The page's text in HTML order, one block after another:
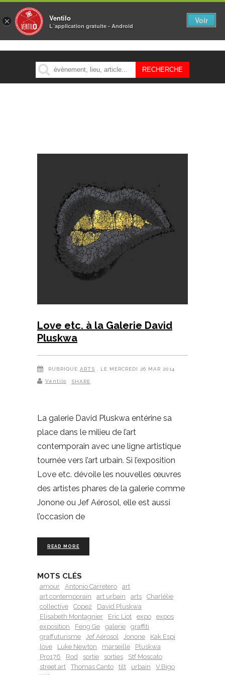
MENU
Love etc. à la Galerie David
Pluskwa
RUBRIQUE ARTS , LE MERCREDI 26 MAR 2014
Ventilo SHARE
La galerie David Pluskwa entérine sa
place dans le milieu de l’art
contemporain avec une ligne artistique
tournée vers l’art urbain. Si l’exposition
Love etc. dévoile les nouvelles œuvres
des artistes phares de la galerie comme
Jonone ou Jef Aérosol, elle est aussi
l’occasion de
READ MORE
MOTS CLÉS
amour Antonio Carretero
art
art contemporain
art urbain arts
Charlélie
collective
Cope2
David Pluskwa
Elisabeth Montagnier
Eric Liot expo
expos
exposition
Feng Ge galerie
graffiti
graffuturisme
Jef Aérosol Jonone
Kak Espi
love
Luke Newton marseille
Pluskwa
Pro176
Rod sortie sorties
Stf Moscato
street art
Thomas Canto tilt urbain
V.Bigo
× Ventilo
L´application gratuite - Android
Voir